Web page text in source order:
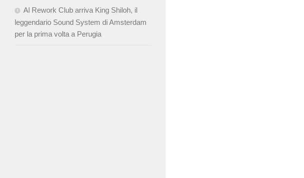
Al Rework Club arriva King Shiloh, il
leggendario Sound System di Amsterdam
per la prima volta a Perugia